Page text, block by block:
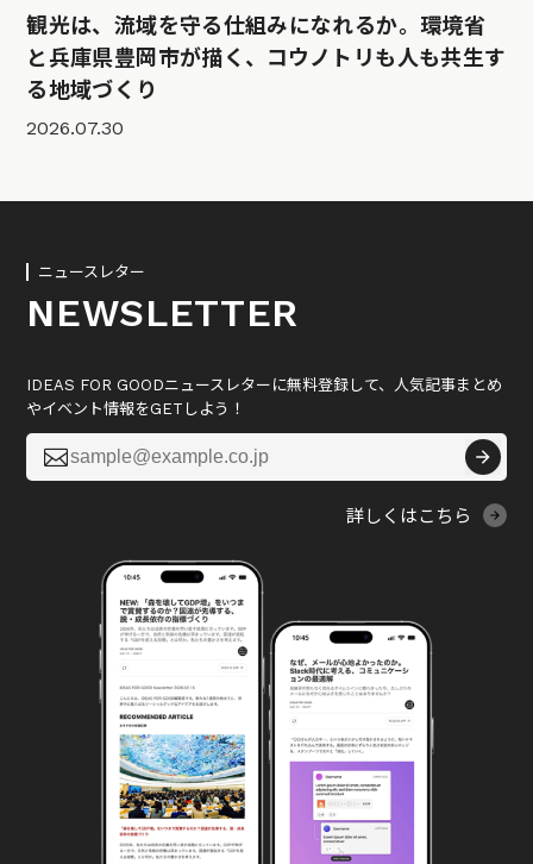
観光は、流域を守る仕組みになれるか。環境省
と兵庫県豊岡市が描く、コウノトリも人も共生す
る地域づくり
2026.07.30
ニュースレター
NEWSLETTER
IDEAS FOR GOODニュースレターに無料登録して、人気記事まとめ
やイベント情報をGETしよう！

詳しくはこちら